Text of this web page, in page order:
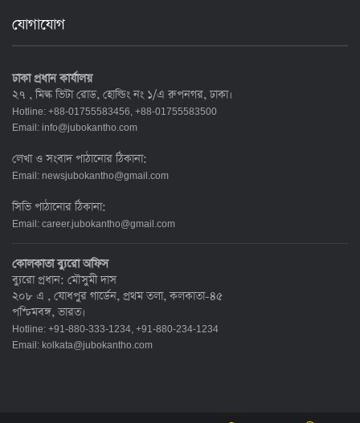
যোগাযোগ
ঢাকা প্রধান কার্যালয়
২৭ , মিল্ক ভিটা রোড, হোল্ডিং নং ১/এ রুপনগর, ঢাকা।
Hotline: +88-01755583456, +88-01755583500
Email: info@jubokantho.com
লেখা ও সংবাদ পাঠানোর ঠিকানা:
Email: newsjubokantho@gmail.com
সিভি পাঠানোর ঠিকানা:
Email: career.jubokantho@gmail.com
কোলকাতা ব্যুরো অফিস
ব্যুরো প্রধান: মৌসুমী দাস
২০৮ এ , যোধপুর গার্ডেন, প্রথম তলা, কলকাতা-৪৫
পশ্চিমবঙ্গ, ভারত।
Hotline: +91-880-333-1234, +91-880-234-1234
Email: kolkata@jubokantho.com